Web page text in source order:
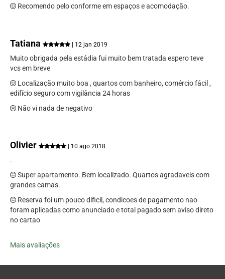
Recomendo pelo conforme em espaços e acomodação.
Tatiana | 12 jan 2019
Muito obrigada pela estádia fui muito bem tratada espero teve
vcs em breve
Localização muito boa , quartos com banheiro, comércio fácil ,
edifício seguro com vigilância 24 horas
Não vi nada de negativo
Olivier | 10 ago 2018
.
Super apartamento. Bem localizado. Quartos agradaveis com
grandes camas.
Reserva foi um pouco dificil, condicoes de pagamento nao
foram aplicadas como anunciado e total pagado sem aviso direto
no cartao
Mais avaliações